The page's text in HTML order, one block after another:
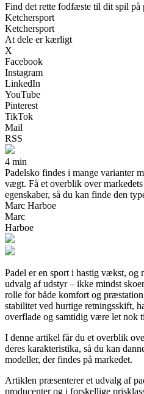
Find det rette fodfæste til dit spil på
Ketchersport
Ketchersport
At dele er kærligt
X
Facebook
Instagram
LinkedIn
YouTube
Pinterest
TikTok
Mail
RSS
4 min
Padelsko findes i mange varianter
vægt. Få et overblik over
egenskaber, så du kan finde den
Marc Harboe
Marc
Harboe
Padel er en sport i hastig vækst, og
udvalg af udstyr – ikke mindst
rolle for både komfort og
stabilitet ved hurtige retningsskift,
overflade og samtidig være let nok
I denne artikel får du et overblik
deres karakteristika, så du kan
modeller, der findes på markedet.
Artiklen præsenterer et udvalg af
producenter og i forskellige